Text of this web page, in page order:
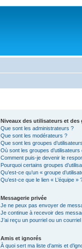
Niveaux des utilisateurs et des
Que sont les administrateurs ?
Que sont les modérateurs ?
Que sont les groupes
Où sont les groupes
Comment puis-je devenir le
Pourquoi certains groupes
Qu’est-ce qu’un « groupe
Qu’est-ce que le lien « L’équipe »
Messagerie privée
Je ne peux pas envoyer de
Je continue à recevoir des
J’ai reçu un pourriel ou un
Amis et ignorés
À quoi sert ma liste d’amis et